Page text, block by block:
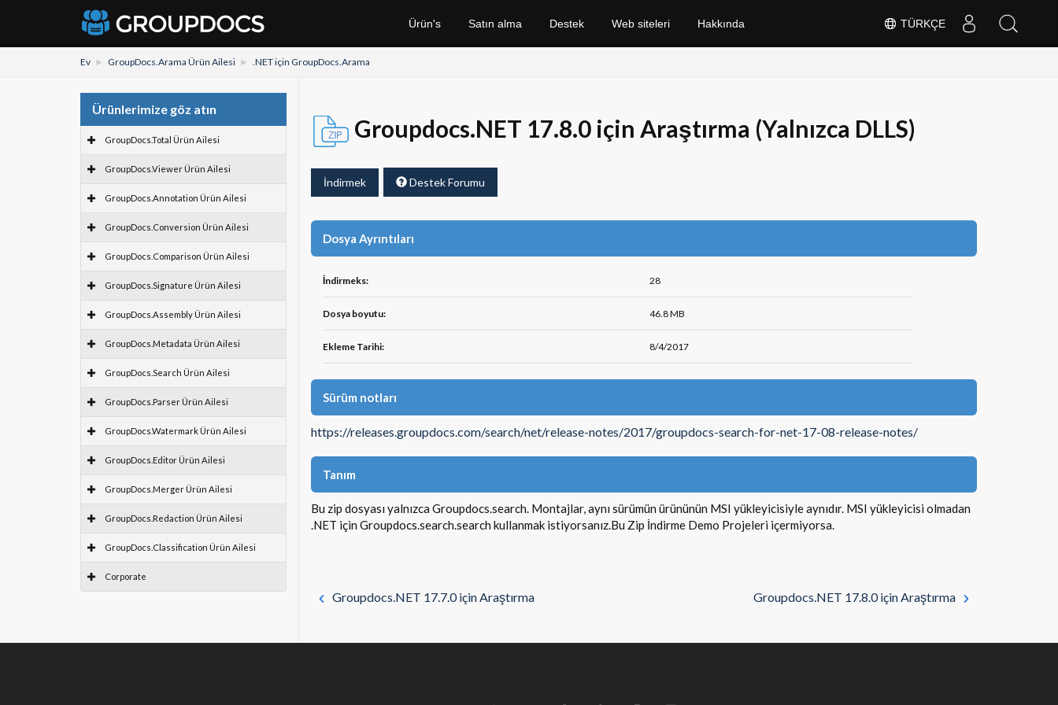
TÜRKÇE
Ürün's Satın alma Destek Web siteleri Hakkında
Ev GroupDocs.Arama Ürün Ailesi .NET için GroupDocs.Arama
Ürünlerimize göz atın
GroupDocs.Total Ürün Ailesi
GroupDocs.Viewer Ürün Ailesi
GroupDocs.Annotation Ürün Ailesi
GroupDocs.Conversion Ürün Ailesi
GroupDocs.Comparison Ürün Ailesi
GroupDocs.Signature Ürün Ailesi
GroupDocs.Assembly Ürün Ailesi
GroupDocs.Metadata Ürün Ailesi
GroupDocs.Search Ürün Ailesi
GroupDocs.Parser Ürün Ailesi
GroupDocs.Watermark Ürün Ailesi
GroupDocs.Editor Ürün Ailesi
GroupDocs.Merger Ürün Ailesi
GroupDocs.Redaction Ürün Ailesi
GroupDocs.Classification Ürün Ailesi
Corporate
Groupdocs.NET 17.8.0 için Araştırma (Yalnızca DLLS)
İndirmek Destek Forumu
Dosya Ayrıntıları
İndirmeks: 28
Dosya boyutu: 46.8 MB
Ekleme Tarihi: 8/4/2017
Sürüm notları
https://releases.groupdocs.com/search/net/release-notes/2017/groupdocs-search-for-net-17-08-release-notes/
Tanım
Bu zip dosyası yalnızca Groupdocs.search. Montajlar, aynı sürümün ürününün MSI yükleyicisiyle aynıdır. MSI yükleyicisi olmadan
.NET için Groupdocs.search.search kullanmak istiyorsanız.Bu Zip İndirme Demo Projeleri içermiyorsa.
Groupdocs.NET 17.7.0 için Araştırma Groupdocs.NET 17.8.0 için Araştırma